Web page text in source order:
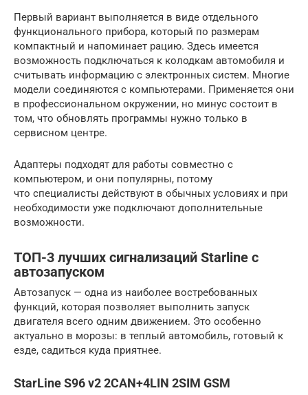
Первый вариант выполняется в виде отдельного
функционального прибора, который по размерам
компактный и напоминает рацию. Здесь имеется
возможность подключаться к колодкам автомобиля и
считывать информацию с электронных систем. Многие
модели соединяются с компьютерами. Применяется они
в профессиональном окружении, но минус состоит в
том, что обновлять программы нужно только в
сервисном центре.
Адаптеры подходят для работы совместно с
компьютером, и они популярны, потому
что специалисты действуют в обычных условиях и при
необходимости уже подключают дополнительные
возможности.
ТОП-3 лучших сигнализаций Starline с
автозапуском
Автозапуск — одна из наиболее востребованных
функций, которая позволяет выполнить запуск
двигателя всего одним движением. Это особенно
актуально в морозы: в теплый автомобиль, готовый к
езде, садиться куда приятнее.
StarLine S96 v2 2CAN+4LIN 2SIM GSM